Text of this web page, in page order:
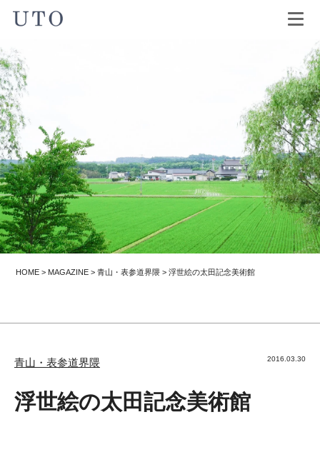
HOME > MAGAZINE >青山・表参道界隈 >浮世絵の太田記念美術館
2016.03.30
青山・表参道界隈
浮世絵の太田記念美術館